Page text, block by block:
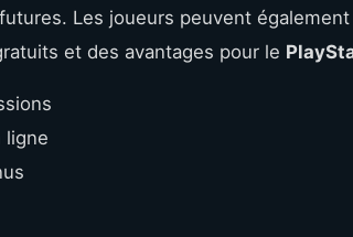
Les joueurs peuvent
et des avantages pour le
ligne